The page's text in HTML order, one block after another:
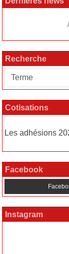
Recherche
Cotisations
Les adhésions
Facebook
Instagram